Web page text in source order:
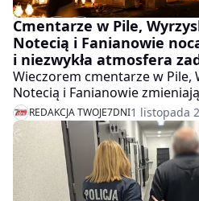
Cmentarze w Pile,
Notecią i Fanianowie
i niezwykła atmosfera
Wieczorem cmentarze w Pile,
Notecią i Fanianowie
Migoczące znicze, kwiaty i
nastrój – pełen ciszy, refleksji
już z nami nie ma.
REDAKCJA TWOJE7DNI1 listopada